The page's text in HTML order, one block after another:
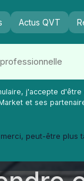
Actus QVT
j'accepte
et ses
merci, peut-être plus